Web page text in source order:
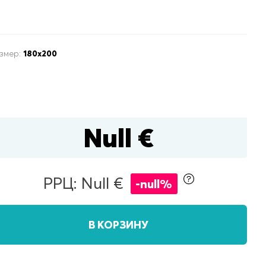
полуторные двуспальные
180x200
Null €
РРЦ: Null € -null%
В КОРЗИНУ